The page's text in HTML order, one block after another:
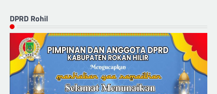
DPRD Rohil